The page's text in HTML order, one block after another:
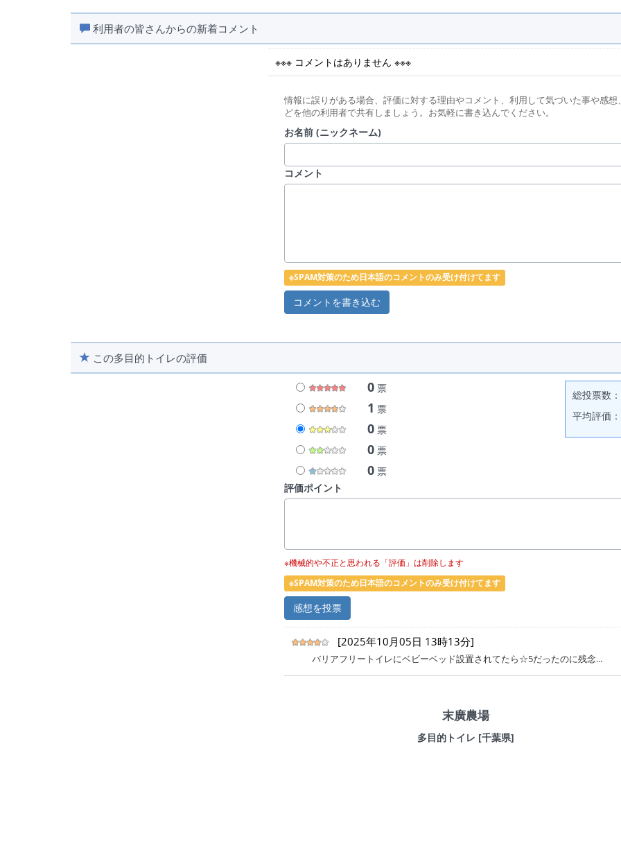
利用者の皆さんからの新着コメント
※※※ コメントはありません ※※※
情報に誤りがある場合、評価に対する理由やコメント、利用して気づいた事や感想
どを他の利用者で共有しましょう。お気軽に書き込んでください。
お名前 (ニックネーム)
コメント
※SPAM対策のため日本語のコメントのみ受け付けてます
この多目的トイレの評価
0票
1 票
0票
0票
0票
総投票数
平均評価
評価ポイント
※機械的や不正と思われる「評価」は削除します
※SPAM対策のため日本語のコメントのみ受け付けてます
[2025年10月05日 13時13分]
バリアフリートイレにベビーベッド設置されてたら☆5だったのに残念...
末廣農場
多目的トイレ [千葉県]